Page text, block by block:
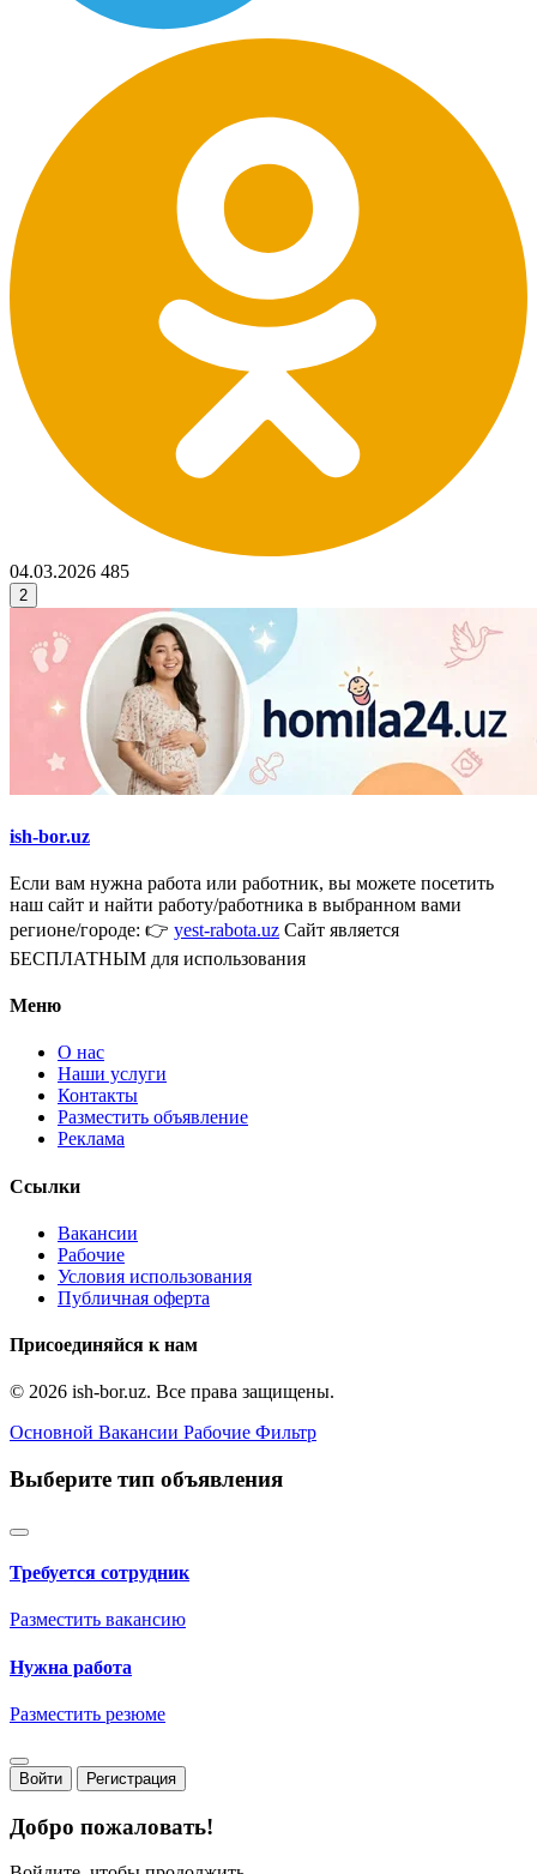
04.03.2026 485
2
ish-bor.uz
Если вам нужна работа или работник, вы можете посетить
наш сайт и найти работу/работника в выбранном вами
регионе/городе: 👉 yest-rabota.uz Сайт является
БЕСПЛАТНЫМ для использования
Меню
О нас
Наши услуги
Контакты
Разместить объявление
Реклама
Ссылки
Вакансии
Рабочие
Условия использования
Публичная оферта
Присоединяйся к нам
© 2026 ish-bor.uz. Все права защищены.
Основной Вакансии Рабочие Фильтр
Выберите тип объявления
Требуется сотрудник
Разместить вакансию
Нужна работа
Разместить резюме
Войти Регистрация
Добро пожаловать!